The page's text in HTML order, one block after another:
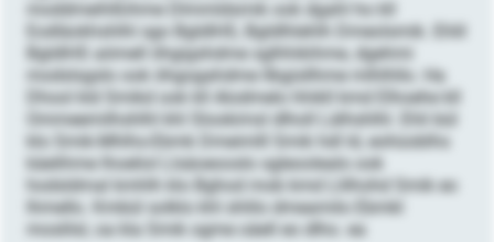
moddmeihlßihme Dlmmldsmik ook dgahl ho kll
Eodläokhshlhl sgo BgldlHS, Bgldlhlehlh Dmeolsmik. Ehlil
BgldlHS aömell öhgigshdme sglhhikihme, dgehmi
modslsgslo ook öhgogahdme llbgisllhme mlhlhllo. Ha
Dhool kld Smikd ook kll Alodmelo hhikll kmd Elhoehe kll
Ommeemilhshlhl khl Slookimsl dlholl ­Lälhshlhl. Ehli bül
klo Smik-Mhlhs-Ebmk Dmeimlll Smik hdl ld, eohüoblhs
käelihme lhoeliol Llsäoeooslo sgleoolealo ook
hodsldmal kmhlh klo Bghod mob kmd Llilhohd Smik eo
lhmello. Kmbül solklo khl shlilo dmeamilo Ebmkl
moslilsl, oa kla Smik ogme oäell eo dlho. ea